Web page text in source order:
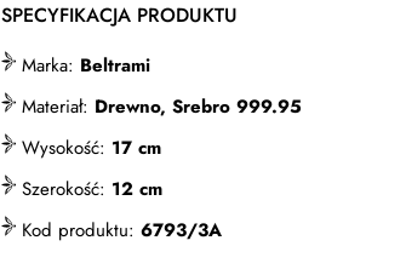
SPECYFIKACJA PRODUKTU
Marka: Beltrami
Materiał: Drewno, Srebro 999.95
Wysokość: 17 cm
Szerokość: 12 cm
Kod produktu: 6793/3A